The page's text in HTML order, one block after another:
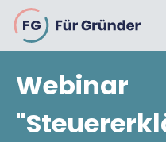
FG
Planen
Webinar